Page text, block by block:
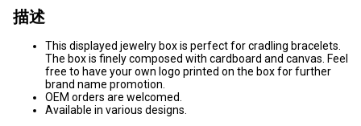
描述
This displayed jewelry box is perfect for cradling bracelets.
The box is finely composed with cardboard and canvas. Feel
free to have your own logo printed on the box for further
brand name promotion.
OEM orders are welcomed.
Available in various designs.